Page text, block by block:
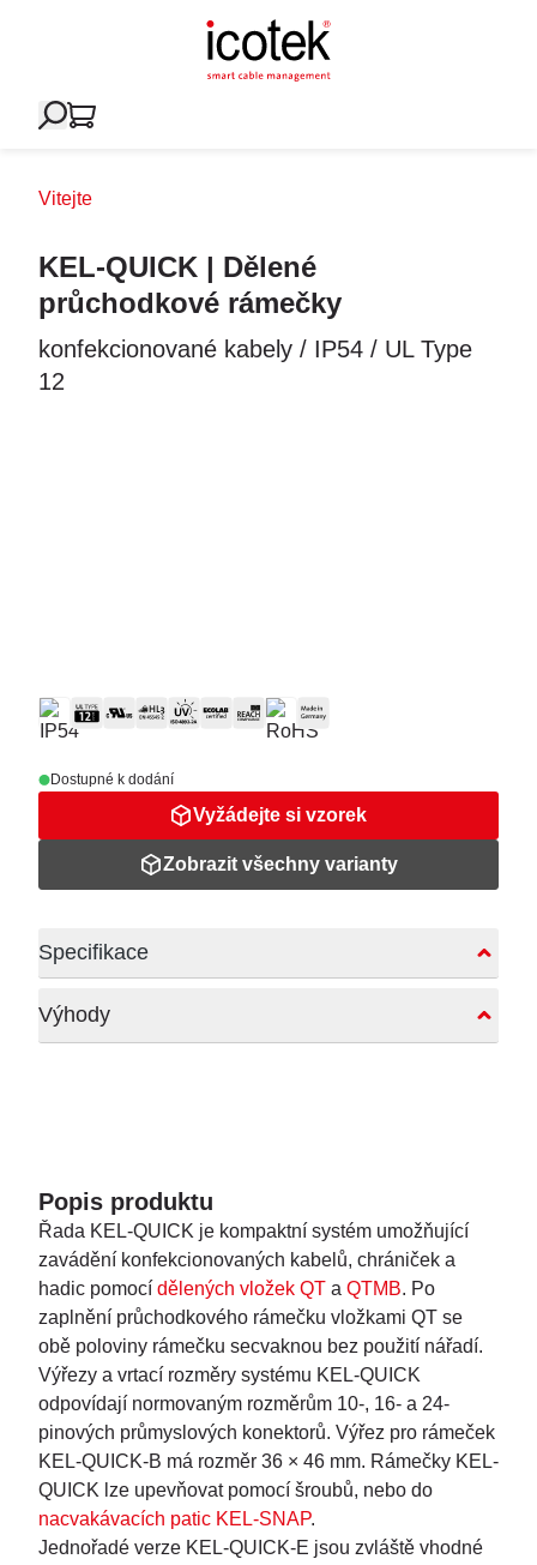
Vitejte
KEL-QUICK | Dělené
průchodkové rámečky
konfekcionované kabely / IP54 / UL Type
12
Dostupné k dodání
Vyžádejte si vzorek
Zobrazit všechny varianty
Specifikace
Výhody
Popis produktu
Řada KEL-QUICK je kompaktní systém umožňující
zavádění konfekcionovaných kabelů, chrániček a
hadic pomocí dělených vložek QT a QTMB. Po
zaplnění průchodkového rámečku vložkami QT se
obě poloviny rámečku secvaknou bez použití nářadí.
Výřezy a vrtací rozměry systému KEL-QUICK
odpovídají normovaným rozměrům 10-, 16- a 24-
pinových průmyslových konektorů. Výřez pro rámeček
KEL-QUICK-B má rozměr 36 × 46 mm. Rámečky KEL-
QUICK lze upevňovat pomocí šroubů, nebo do
nacvakávacích patic KEL-SNAP.
Jednořadé verze KEL-QUICK-E jsou zvláště vhodné